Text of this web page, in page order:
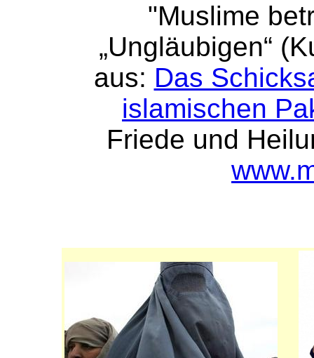
"Muslime
„Ungläubigen“
aus: Das
islamischen
Friede und